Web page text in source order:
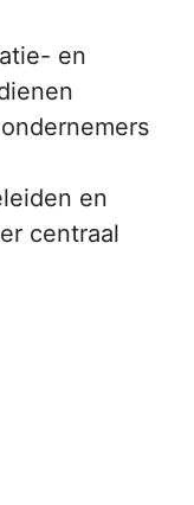
en
en
centraal